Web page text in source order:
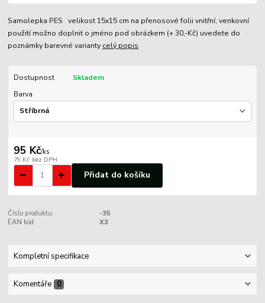
Samolepka PES velikost 15x15 cm na přenosové folii vnitřní, venkovní
použití možno doplnit o jméno pod obrázkem (+ 30,-Kč) uvedete do
poznámky barevné varianty celý popis
Dostupnost
Skladem
Barva
95 Kč/ks
79 Kč bez DPH
Přidat do košíku
Číslo produktu:
-35
EAN kód:
X3
Kompletní specifikace
Komentáře 0